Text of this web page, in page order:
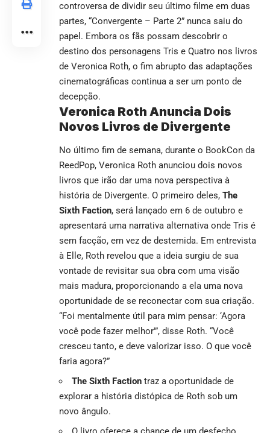
controversa de dividir seu último filme em duas
partes, “Convergente – Parte 2” nunca saiu do
papel. Embora os fãs possam descobrir o
destino dos personagens Tris e Quatro nos livros
de Veronica Roth, o fim abrupto das adaptações
cinematográficas continua a ser um ponto de
decepção.
Veronica Roth Anuncia Dois
Novos Livros de Divergente
No último fim de semana, durante o BookCon da
ReedPop, Veronica Roth anunciou dois novos
livros que irão dar uma nova perspectiva à
história de Divergente. O primeiro deles, The
Sixth Faction, será lançado em 6 de outubro e
apresentará uma narrativa alternativa onde Tris é
sem facção, em vez de destemida. Em entrevista
à Elle, Roth revelou que a ideia surgiu de sua
vontade de revisitar sua obra com uma visão
mais madura, proporcionando a ela uma nova
oportunidade de se reconectar com sua criação.
“Foi mentalmente útil para mim pensar: ‘Agora
você pode fazer melhor'”, disse Roth. “Você
cresceu tanto, e deve valorizar isso. O que você
faria agora?”
The Sixth Faction traz a oportunidade de
explorar a história distópica de Roth sob um
novo ângulo.